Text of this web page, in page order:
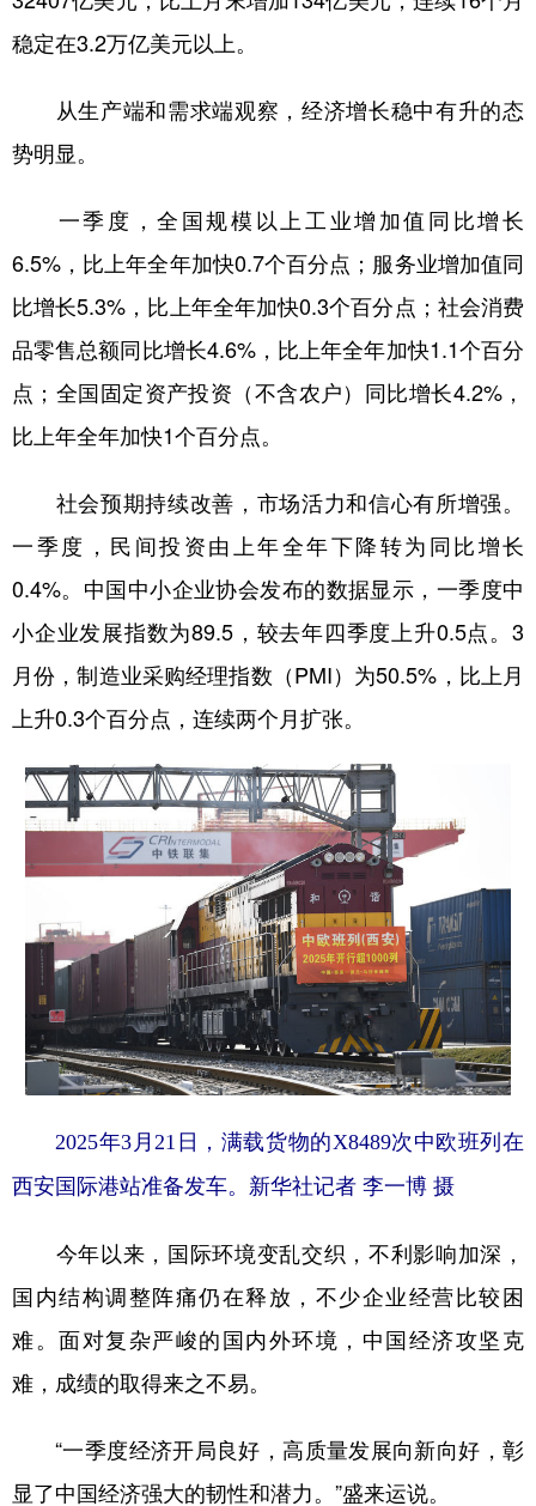
稳定在3.2万亿美元以上。
从生产端和需求端观察，经济增长稳中有升的态
势明显。
一季度，全国规模以上工业增加值同比增长
6.5%，比上年全年加快0.7个百分点；服务业增加值同
比增长5.3%，比上年全年加快0.3个百分点；社会消费
品零售总额同比增长4.6%，比上年全年加快1.1个百分
点；全国固定资产投资（不含农户）同比增长4.2%，
比上年全年加快1个百分点。
社会预期持续改善，市场活力和信心有所增强。
一季度，民间投资由上年全年下降转为同比增长
0.4%。中国中小企业协会发布的数据显示，一季度中
小企业发展指数为89.5，较去年四季度上升0.5点。3
月份，制造业采购经理指数（PMI）为50.5%，比上月
上升0.3个百分点，连续两个月扩张。
2025年3月21日，满载货物的X8489次中欧班列在
西安国际港站准备发车。新华社记者 李一博 摄
今年以来，国际环境变乱交织，不利影响加深，
国内结构调整阵痛仍在释放，不少企业经营比较困
难。面对复杂严峻的国内外环境，中国经济攻坚克
难，成绩的取得来之不易。
“一季度经济开局良好，高质量发展向新向好，彰
显了中国经济强大的韧性和潜力。”盛来运说。